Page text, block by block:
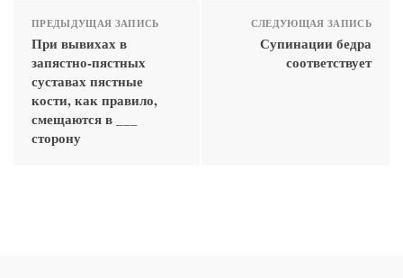
ПРЕДЫДУЩАЯ ЗАПИСЬ
При вывихах в
запястно-пястных
суставах пястные
кости, как правило,
смещаются в ___
сторону
СЛЕДУЮЩАЯ ЗАПИСЬ
Супинации бедра
соответствует